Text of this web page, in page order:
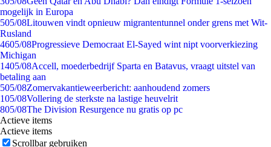
mogelijk in Europa
505/08Litouwen vindt opnieuw migrantentunnel onder grens met Wit-
Rusland
4605/08Progressieve Democraat El-Sayed wint nipt voorverkiezing
Michigan
1405/08Accell, moederbedrijf Sparta en Batavus, vraagt uitstel van
betaling aan
505/08Zomervakantieweerbericht: aanhoudend zomers
105/08Vollering de sterkste na lastige heuvelrit
805/08The Division Resurgence nu gratis op pc
Actieve items
Actieve items
Scrollbar gebruiken